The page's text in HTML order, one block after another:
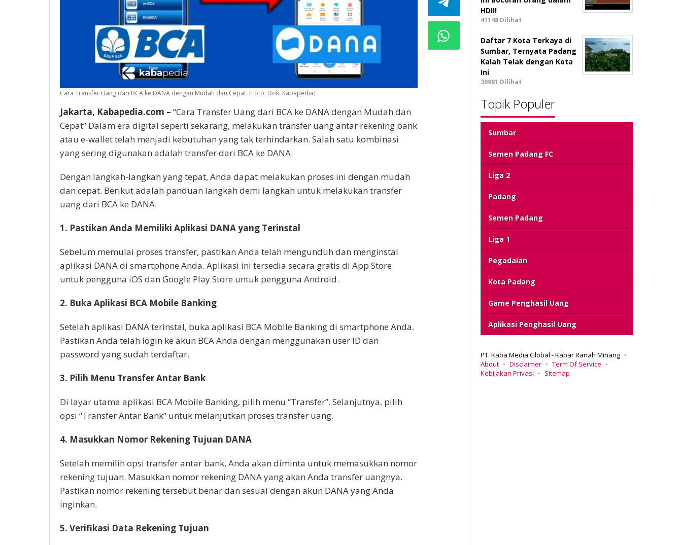
Cara Transfer Uang dari BCA ke DANA dengan Mudah dan Cepat. [Foto: Dok. Kabapedia]
Jakarta, Kabapedia.com – “Cara Transfer Uang dari BCA ke DANA dengan Mudah dan
Cepat” Dalam era digital seperti sekarang, melakukan transfer uang antar rekening bank
atau e-wallet telah menjadi kebutuhan yang tak terhindarkan. Salah satu kombinasi
yang sering digunakan adalah transfer dari BCA ke DANA.
Dengan langkah-langkah yang tepat, Anda dapat melakukan proses ini dengan mudah
dan cepat. Berikut adalah panduan langkah demi langkah untuk melakukan transfer
uang dari BCA ke DANA:
1. Pastikan Anda Memiliki Aplikasi DANA yang Terinstal
Sebelum memulai proses transfer, pastikan Anda telah mengunduh dan menginstal
aplikasi DANA di smartphone Anda. Aplikasi ini tersedia secara gratis di App Store
untuk pengguna iOS dan Google Play Store untuk pengguna Android.
2. Buka Aplikasi BCA Mobile Banking
Setelah aplikasi DANA terinstal, buka aplikasi BCA Mobile Banking di smartphone Anda.
Pastikan Anda telah login ke akun BCA Anda dengan menggunakan user ID dan
password yang sudah terdaftar.
3. Pilih Menu Transfer Antar Bank
Di layar utama aplikasi BCA Mobile Banking, pilih menu “Transfer”. Selanjutnya, pilih
opsi “Transfer Antar Bank” untuk melanjutkan proses transfer uang.
4. Masukkan Nomor Rekening Tujuan DANA
Setelah memilih opsi transfer antar bank, Anda akan diminta untuk memasukkan nomor
rekening tujuan. Masukkan nomor rekening DANA yang akan Anda transfer uangnya.
Pastikan nomor rekening tersebut benar dan sesuai dengan akun DANA yang Anda
inginkan.
5. Verifikasi Data Rekening Tujuan
HDI!!
41148 Dilihat
Daftar 7 Kota Terkaya di
Sumbar, Ternyata Padang
Kalah Telak dengan Kota
Ini
39981 Dilihat
Topik Populer
Sumbar
Semen Padang FC
Liga 2
Padang
Semen Padang
Liga 1
Pegadaian
Kota Padang
Game Penghasil Uang
Aplikasi Penghasil Uang
PT. Kaba Media Global - Kabar Ranah Minang
About
Disclaimer
Term Of Service
Kebijakan Privasi
Sitemap